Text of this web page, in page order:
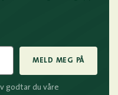
MELD MEG PÅ
godtar du våre